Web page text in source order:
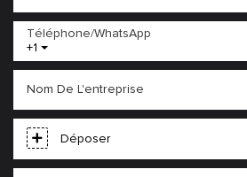
+1
Téléphone/WhatsApp
Nom De L'entreprise
Déposer